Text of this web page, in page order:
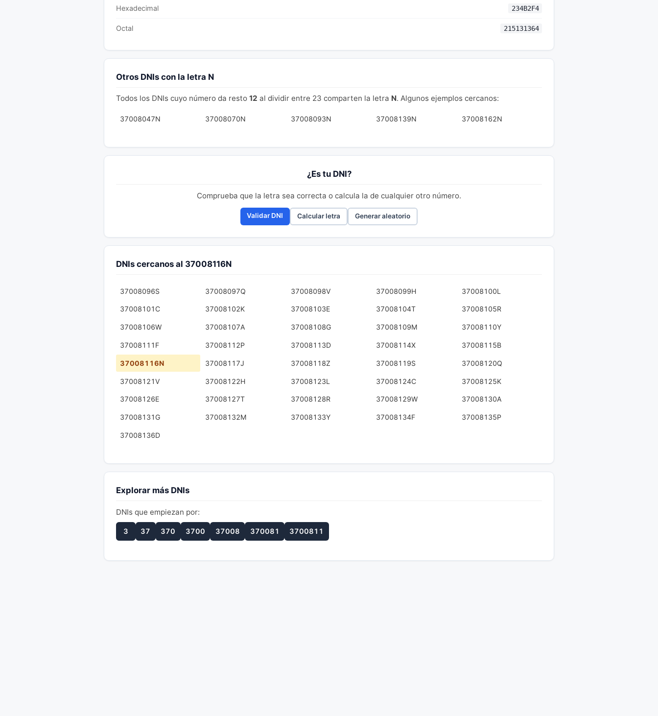
Hexadecimal 234B2F4
Octal 215131364
Otros DNIs con la letra N
Todos los DNIs cuyo número da resto 12 al dividir entre 23 comparten la letra N. Algunos ejemplos cercanos:
37008047N 37008070N 37008093N 37008139N 37008162N
¿Es tu DNI?
Comprueba que la letra sea correcta o calcula la de cualquier otro número.
Validar DNI Calcular letra Generar aleatorio
DNIs cercanos al 37008116N
37008096S 37008097Q 37008098V 37008099H 37008100L
37008101C 37008102K 37008103E 37008104T 37008105R
37008106W 37008107A 37008108G 37008109M 37008110Y
37008111F 37008112P 37008113D 37008114X 37008115B
37008116N 37008117J 37008118Z 37008119S 37008120Q
37008121V 37008122H 37008123L 37008124C 37008125K
37008126E 37008127T 37008128R 37008129W 37008130A
37008131G 37008132M 37008133Y 37008134F 37008135P
37008136D
Explorar más DNIs
DNIs que empiezan por:
3 37 370 3700 37008 370081 3700811